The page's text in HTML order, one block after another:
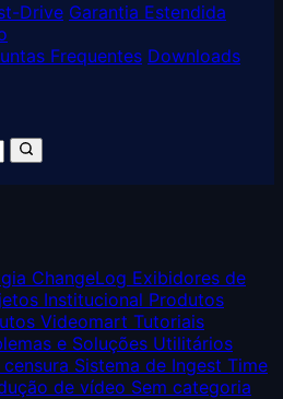
Drive Garantia Estendida
Frequentes Downloads
ChangeLog Exibidores de
Institucional Produtos
Videomart Tutoriais
e Soluções Utilitários
Sistema de Ingest Time
de vídeo Sem categoria